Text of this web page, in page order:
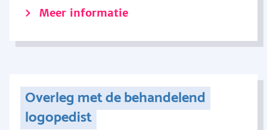
Meer informatie
Overleg met de behandelend
logopedist